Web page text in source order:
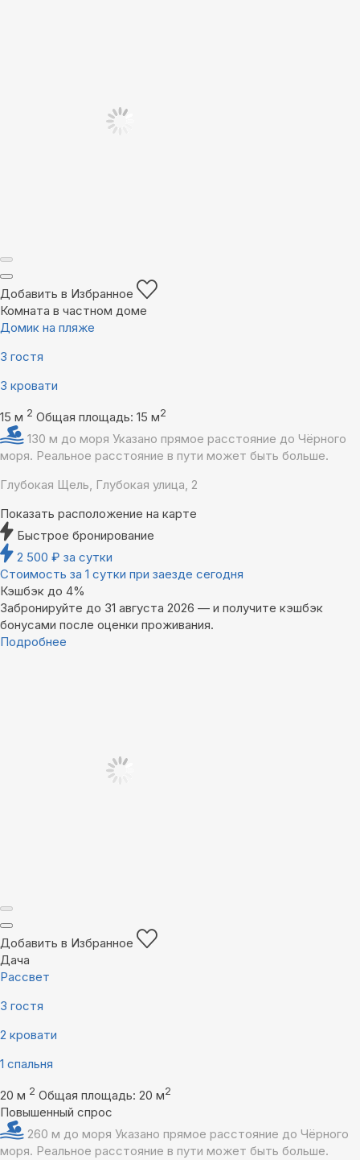
Добавить в Избранное
Комната в частном доме
Домик на пляже
3 гостя
3 кровати
15 м 2 Общая площадь: 15 м2
130 м до моря Указано прямое расстояние до Чёрного
моря. Реальное расстояние в пути может быть больше.
Глубокая Щель, Глубокая улица, 2
Показать расположение на карте
Быстрое бронирование
2 500 ₽ за сутки
Стоимость за 1 сутки при заезде сегодня
Кэшбэк до 4%
Забронируйте до 31 августа 2026 — и получите кэшбэк
бонусами после оценки проживания.
Подробнее
Добавить в Избранное
Дача
Рассвет
3 гостя
2 кровати
1 спальня
20 м 2 Общая площадь: 20 м2
Повышенный спрос
260 м до моря Указано прямое расстояние до Чёрного
моря. Реальное расстояние в пути может быть больше.